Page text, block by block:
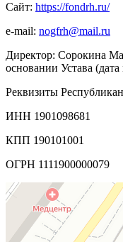
Сайт: https://fondrh.ru/
e-mail: nogfrh@mail.ru
Директор: Сорокина
основании Устава
Реквизиты
ИНН 1901098681
КПП 190101001
ОГРН 1111900000079